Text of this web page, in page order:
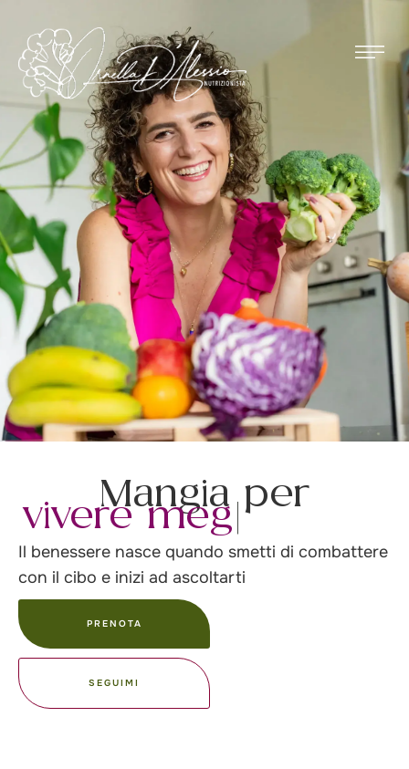
Mangia per
vivere meglio
Il benessere nasce quando smetti di combattere
con il cibo e inizi ad ascoltarti
PRENOTA
SEGUIMI